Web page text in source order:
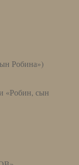
Робина»)
сын